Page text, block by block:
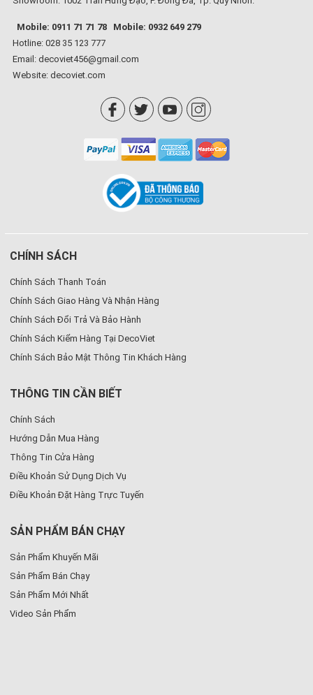
Mobile: 0911 71 71 78
Mobile: 0932 649 279
Hotline: 028 35 123 777
Email: decoviet456@gmail.com
Website: decoviet.com
CHÍNH SÁCH
Chính Sách Thanh Toán
Chính Sách Giao Hàng Và Nhận Hàng
Chính Sách Đổi Trả Và Bảo Hành
Chính Sách Kiểm Hàng Tại DecoViet
Chính Sách Bảo Mật Thông Tin Khách Hàng
THÔNG TIN CẦN BIẾT
Chính Sách
Hướng Dẫn Mua Hàng
Thông Tin Cửa Hàng
Điều Khoản Sử Dụng Dịch Vụ
Điều Khoản Đặt Hàng Trực Tuyến
SẢN PHẨM BÁN CHẠY
Sản Phẩm Khuyến Mãi
Sản Phẩm Bán Chạy
Sản Phẩm Mới Nhất
Video Sản Phẩm